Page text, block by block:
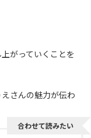
がっていくことを
さんの魅力が伝わ
合わせて読みたい